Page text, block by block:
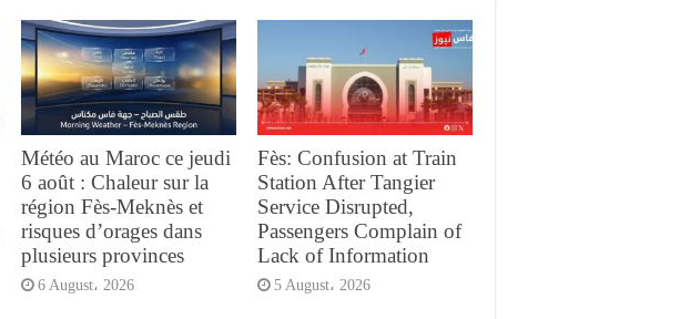
Météo au Maroc ce jeudi
6 août : Chaleur sur la
région Fès-Meknès et
risques d’orages dans
plusieurs provinces
6 August، 2026
Fès: Confusion at Train
Station After Tangier
Service Disrupted,
Passengers Complain of
Lack of Information
5 August، 2026